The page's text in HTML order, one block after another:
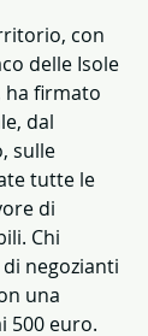
con
delle Isole
ha firmato
dal
sulle
tutte le
di
Chi
negozianti
una
500 euro.